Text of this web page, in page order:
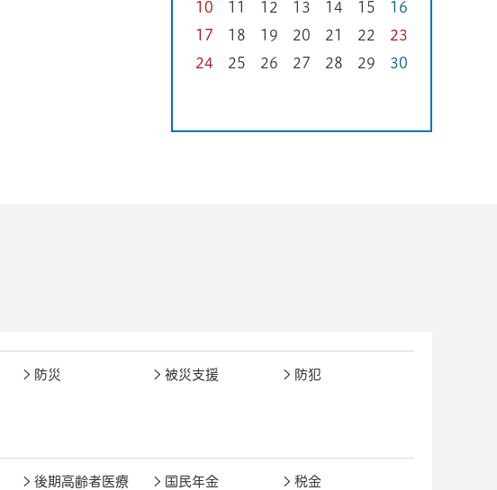
10
11 12 13 14 15
16
17
18 19 20 21 22
23
24
25 26 27 28 29 30
防災 被災支援 防犯
後期高齢者医療
国民年金 税金